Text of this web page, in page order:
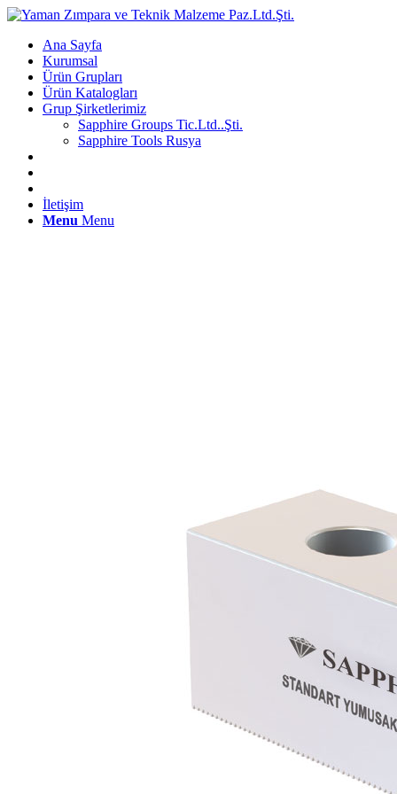
Ana Sayfa
Kurumsal
Ürün Grupları
Ürün Katalogları
Grup Şirketlerimiz
Sapphire Groups Tic.Ltd..Şti.
Sapphire Tools Rusya
İletişim
Menu Menu